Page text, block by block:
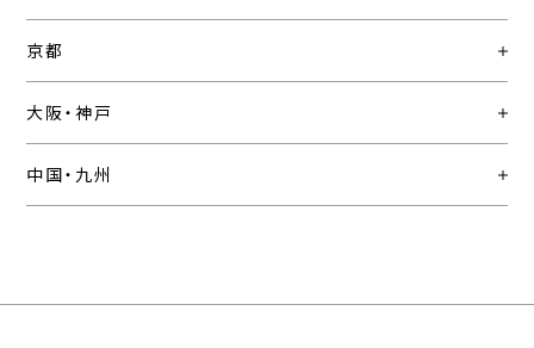
京都
大阪・神戸
中国・九州